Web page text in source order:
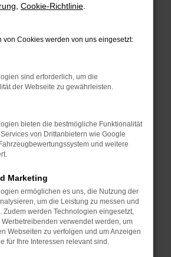
Browsererweiterungen.
wie Werbeblocker,
Laden bestimmter Seiten
oder in einem privaten
helfen,
Probleme zu beheben.
dass dein Browser und dein
birgt nicht nur ein
sondern kann auch dazu
bestimmte Funktionen nicht
werden.
Cookie-Richtlinie
von Cookies werden von uns eingesetzt:
sind erforderlich, um die
der Webseite zu gewährleisten.
bieten die bestmögliche Funktionalität
von Drittanbietern wie Google
und weitere
Marketing
ermöglichen es uns, die Nutzung der
um die Leistung zu messen und
Zudem werden Technologien eingesetzt,
verwendet werden, um
Webseiten zu verfolgen und um Anzeigen
für Ihre Interessen relevant sind.